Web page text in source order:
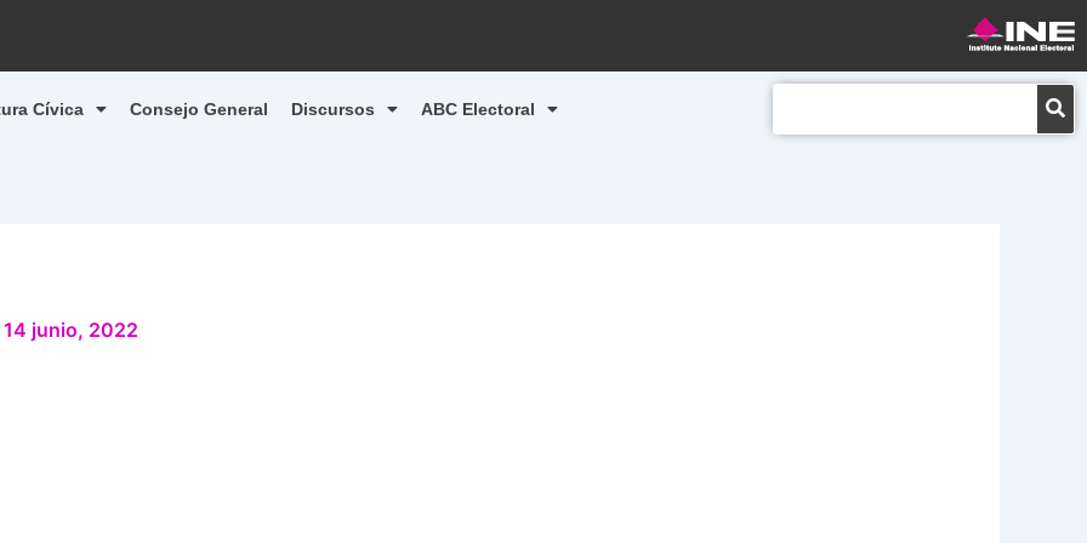
Cívica Consejo General Discursos ABC Electoral
14 junio, 2022